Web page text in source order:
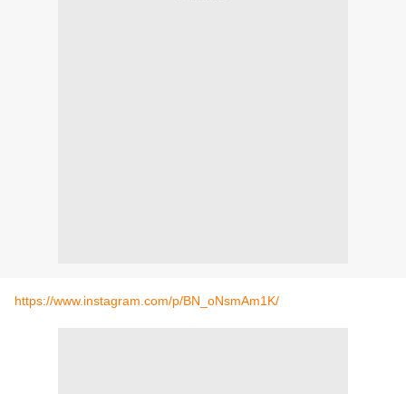
https://www.instagram.com/p/BN_oNsmAm1K/